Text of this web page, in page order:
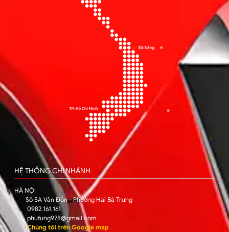
HỆ THỐNG CHI NHÁNH
HÀ NỘI
Số 5A Vân Đồn - Phường Hai Bà Trưng
0982.161.161
phutung978@gmail.com
Chúng tôi trên Google map